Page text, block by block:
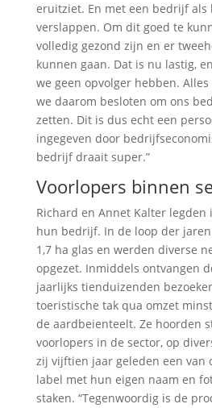
eruitziet. En met een bedrijf als
verslappen. Om dit goed te
volledig gezond zijn en er
kunnen gaan. Dat is nu lastig,
we geen opvolger hebben.
we daarom besloten om ons
zetten. Dit is dus echt een
ingegeven door
bedrijf draait super.”
Voorlopers binnen
Richard en Annet Kalter legden
hun bedrijf. In de loop der
1,7 ha glas en werden diverse
opgezet. Inmiddels ontvangen
jaarlijks tienduizenden
toeristische tak qua omzet
de aardbeienteelt. Ze hoorden
voorlopers in de sector, op
zij vijftien jaar geleden een van
label met hun eigen naam en
staken. “Tegenwoordig is de